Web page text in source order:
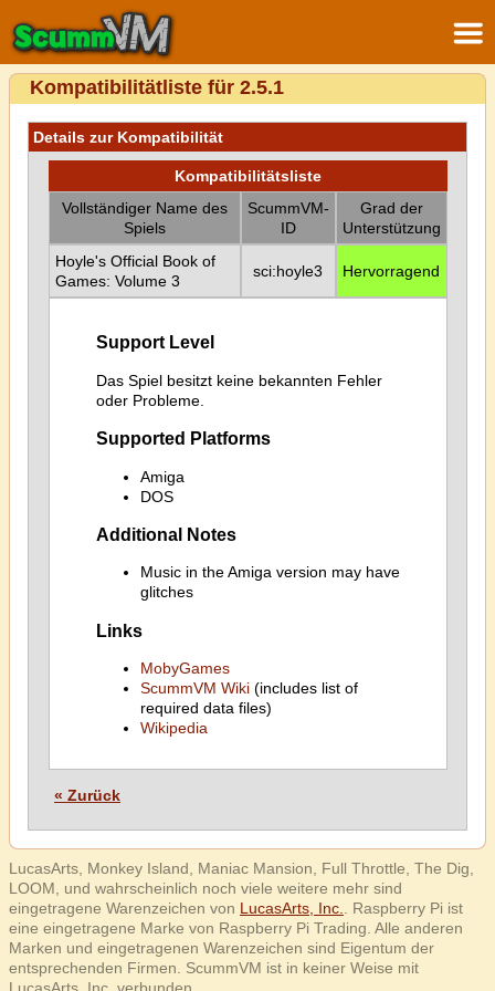
Kompatibilitätliste für 2.5.1
Details zur Kompatibilität
Kompatibilitätsliste
Vollständiger Name des
Spiels
ScummVM-
ID
Grad der
Unterstützung
Hoyle's Official Book of
Games: Volume 3
sci:hoyle3 Hervorragend
Support Level
Das Spiel besitzt keine bekannten Fehler
oder Probleme.
Supported Platforms
Amiga
DOS
Additional Notes
Music in the Amiga version may have
glitches
Links
MobyGames
ScummVM Wiki(includes list of
required data files)
Wikipedia
« Zurück
LucasArts, Monkey Island, Maniac Mansion, Full Throttle, The Dig,
LOOM, und wahrscheinlich noch viele weitere mehr sind
eingetragene Warenzeichen von LucasArts, Inc.
. Raspberry Pi ist
eine eingetragene Marke von Raspberry Pi Trading. Alle anderen
Marken und eingetragenen Warenzeichen sind Eigentum der
entsprechenden Firmen. ScummVM ist in keiner Weise mit